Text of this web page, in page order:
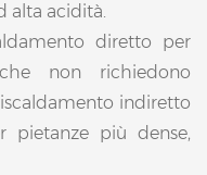
alta acidità.
diretto per
non richiedono
indiretto
pietanze più dense,